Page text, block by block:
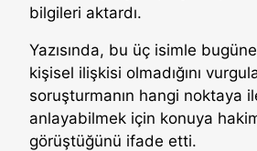
bilgileri aktardı.
Yazısında, bu üç isimle
kişisel ilişkisi olmadığını
soruşturmanın hangi noktaya
anlayabilmek için konuya
görüştüğünü ifade etti.